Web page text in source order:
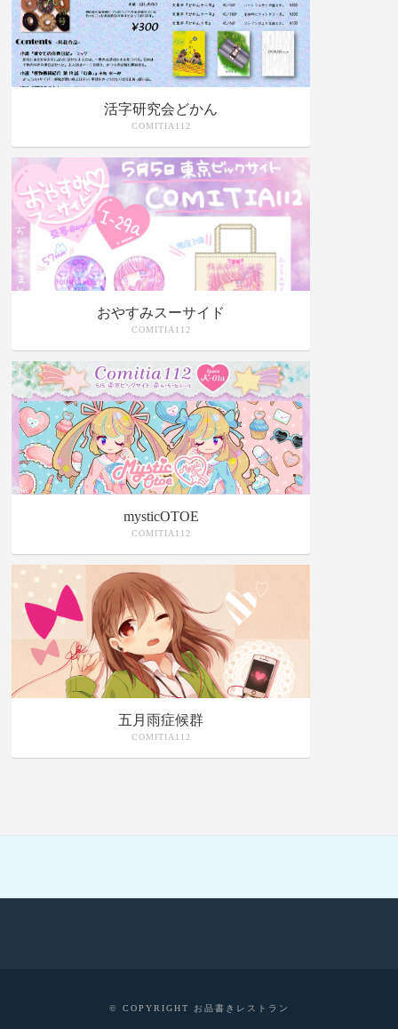
活字研究会どかん
COMITIA112
おやすみスーサイド
COMITIA112
mysticOTOE
COMITIA112
五月雨症候群
COMITIA112
© COPYRIGHT お品書きレストラン